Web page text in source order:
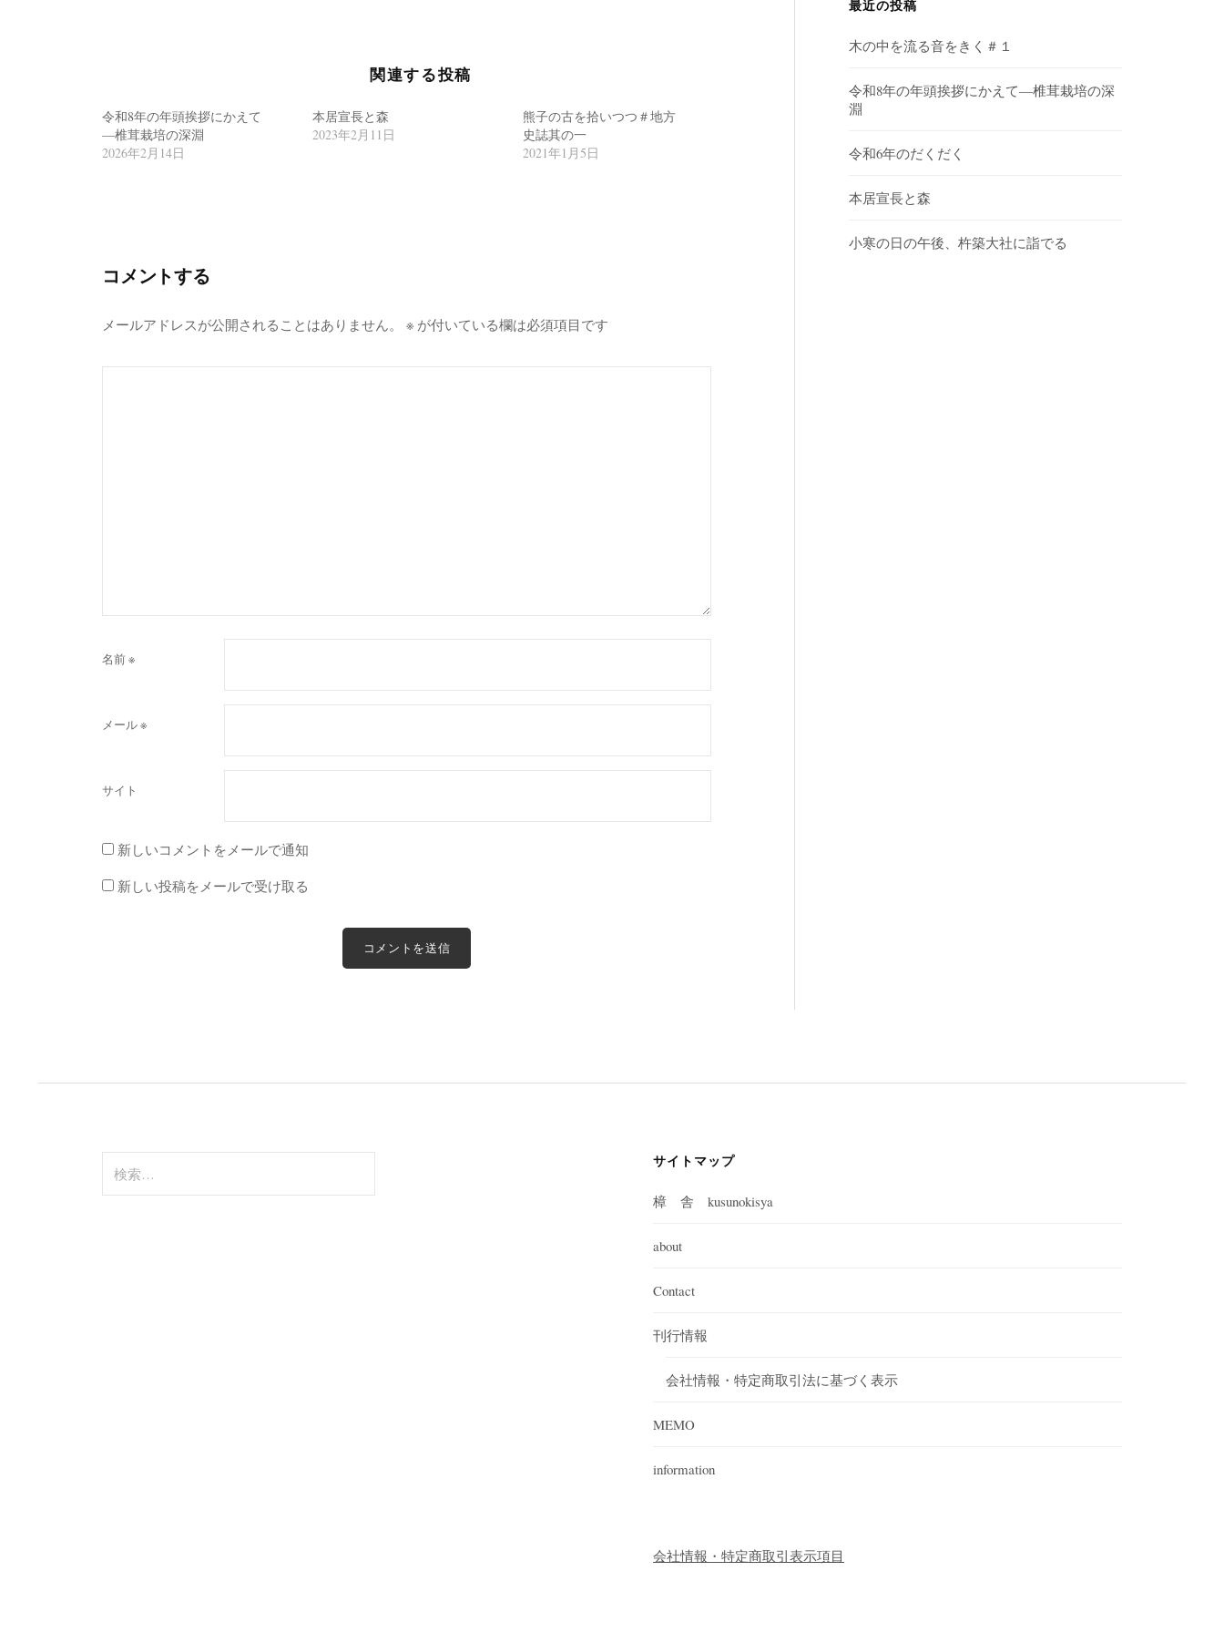
シ
ョ
関連する投稿
令和8年の年頭挨拶にかえて
—椎茸栽培の深淵
2026年2月14日
本居宣長と森
2023年2月11日
熊子の古を拾いつつ＃地方
史誌其の一
2021年1月5日
コメントする
メールアドレスが公開されることはありません。 ※ が付いている欄は必須項目です
名前※
メール※
サイト
新しいコメントをメールで通知
新しい投稿をメールで受け取る
最近の投稿
木の中を流る音をきく＃１
令和8年の年頭挨拶にかえて—椎茸栽培の深
淵
令和6年のだくだく
本居宣長と森
小寒の日の午後、杵築大社に詣でる
索:
サイトマップ
樟 舎 kusunokisya
about
Contact
刊行情報
会社情報・特定商取引法に基づく表示
MEMO
information
会社情報・特定商取引表示項目